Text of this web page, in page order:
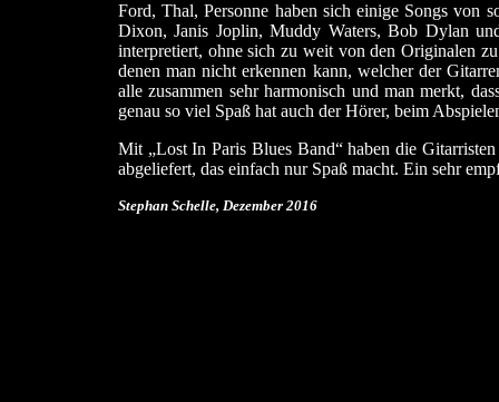
Ford, Thal, Personne haben sich einige Songs von
Dixon, Janis Joplin, Muddy Waters, Bob Dylan
interpretiert, ohne sich zu weit von den Originalen
denen man nicht erkennen kann, welcher der
alle zusammen sehr harmonisch und man merkt,
genau so viel Spaß hat auch der Hörer, beim
Mit „Lost In Paris Blues Band“ haben die
abgeliefert, das einfach nur Spaß macht. Ein sehr
Stephan Schelle, Dezember 2016